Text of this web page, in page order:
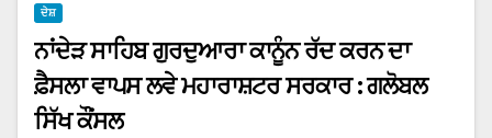
ਦੇਸ਼
ਨਾਂਦੇੜ ਸਾਹਿਬ ਗੁਰਦੁਆਰਾ ਕਾਨੂੰਨ ਰੱਦ ਕਰਨ ਦਾ
ਫ਼ੈਸਲਾ ਵਾਪਸ ਲਵੇ ਮਹਾਰਾਸ਼ਟਰ ਸਰਕਾਰ : ਗਲੋਬਲ
ਸਿੱਖ ਕੌਂਸਲ